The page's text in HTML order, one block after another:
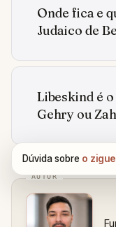
Onde fica e
Judaico de
Libeskind é
Gehry ou